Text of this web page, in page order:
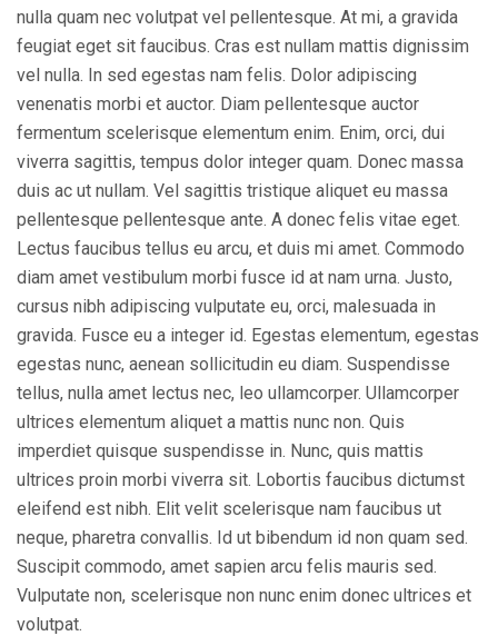
nulla quam nec volutpat vel pellentesque. At mi, a gravida
feugiat eget sit faucibus. Cras est nullam mattis dignissim
vel nulla. In sed egestas nam felis. Dolor adipiscing
venenatis morbi et auctor. Diam pellentesque auctor
fermentum scelerisque elementum enim. Enim, orci, dui
viverra sagittis, tempus dolor integer quam. Donec massa
duis ac ut nullam. Vel sagittis tristique aliquet eu massa
pellentesque pellentesque ante. A donec felis vitae eget.
Lectus faucibus tellus eu arcu, et duis mi amet. Commodo
diam amet vestibulum morbi fusce id at nam urna. Justo,
cursus nibh adipiscing vulputate eu, orci, malesuada in
gravida. Fusce eu a integer id. Egestas elementum, egestas
egestas nunc, aenean sollicitudin eu diam. Suspendisse
tellus, nulla amet lectus nec, leo ullamcorper. Ullamcorper
ultrices elementum aliquet a mattis nunc non. Quis
imperdiet quisque suspendisse in. Nunc, quis mattis
ultrices proin morbi viverra sit. Lobortis faucibus dictumst
eleifend est nibh. Elit velit scelerisque nam faucibus ut
neque, pharetra convallis. Id ut bibendum id non quam sed.
Suscipit commodo, amet sapien arcu felis mauris sed.
Vulputate non, scelerisque non nunc enim donec ultrices et
volutpat.